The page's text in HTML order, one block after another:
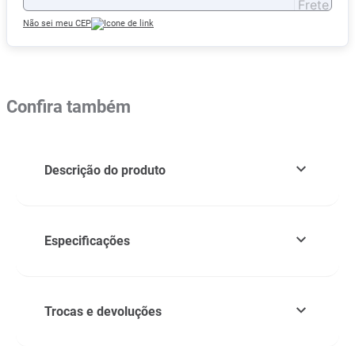
Não sei meu CEP
Confira também
Descrição do produto
Especificações
Trocas e devoluções